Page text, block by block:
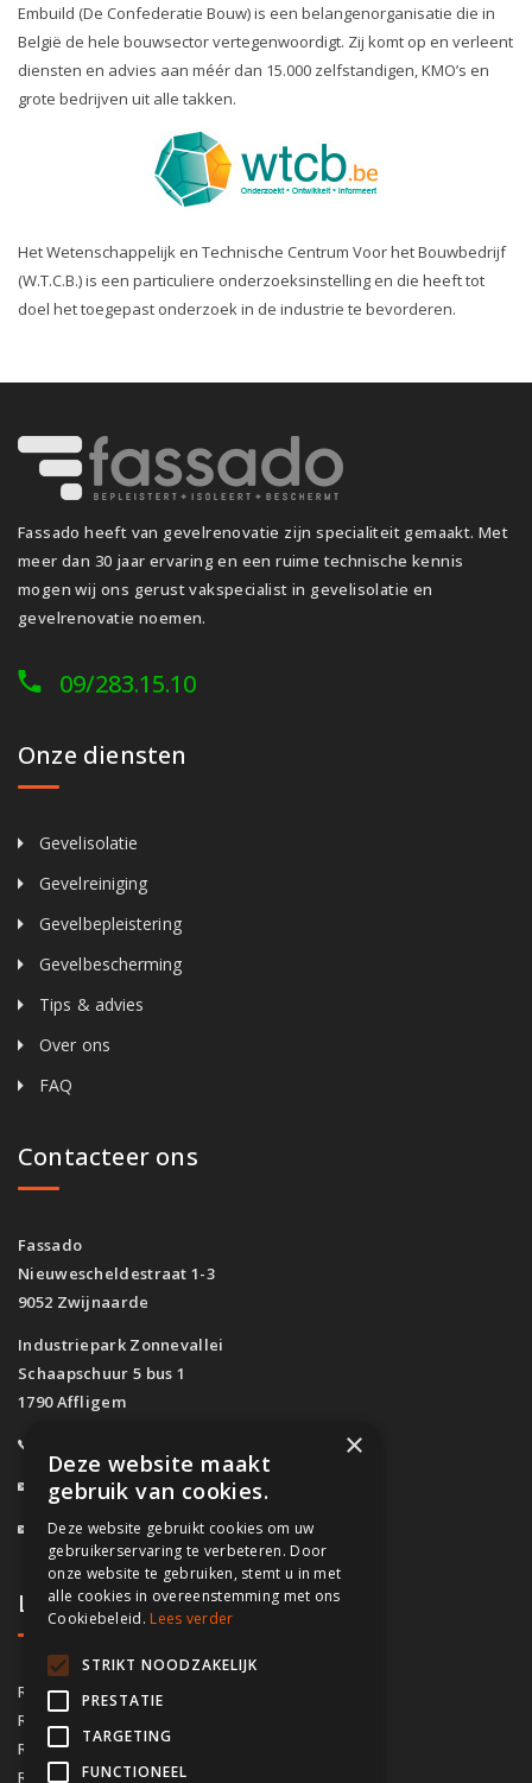
Embuild (De Confederatie Bouw) is een belangenorganisatie die in
België de hele bouwsector vertegenwoordigt. Zij komt op en verleent
diensten en advies aan méér dan 15.000 zelfstandigen, KMO’s en
grote bedrijven uit alle takken.
Het Wetenschappelijk en Technische Centrum Voor het Bouwbedrijf
(W.T.C.B.) is een particuliere onderzoeksinstelling en die heeft tot
doel het toegepast onderzoek in de industrie te bevorderen.
Fassado heeft van gevelrenovatie zijn specialiteit gemaakt. Met
meer dan 30 jaar ervaring en een ruime technische kennis
mogen wij ons gerust vakspecialist in gevelisolatie en
gevelrenovatie noemen.
09/283.15.10
Onze diensten
Gevelisolatie
Gevelreiniging
Gevelbepleistering
Gevelbescherming
Tips & advies
Over ons
FAQ
Contacteer ons
Fassado
Nieuwescheldestraat 1-3
9052 Zwijnaarde
Industriepark Zonnevallei
Schaapschuur 5 bus 1
1790 Affligem
info@fassado.be
BTW: BE 0700.617.934
Lokaal contact
Regio Antwerpen
Regio Brussel
Regio Gent 09/283.15.10
Regio Brugge 050/76.00.21
×
Deze website maakt
gebruik van cookies.
Deze website gebruikt cookies om uw
gebruikerservaring te verbeteren. Door
onze website te gebruiken, stemt u in met
alle cookies in overeenstemming met ons
Cookiebeleid. Lees verder
STRIKT NOODZAKELIJK
PRESTATIE
TARGETING
FUNCTIONEEL